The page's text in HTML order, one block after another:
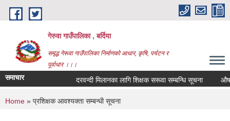
Skip to main content
गेरुवा गाउँपालिका , बर्दिया
समृद्ध गेरूवा गाउँपालिका निर्माणको आधार, कृषि, पर्यटन र
पूर्वाधार ।।।
समाचार दरवन्दी मिलानका लागि शिक्षक सरूवा सम्बन्धि सूचना
You are here
Home » प्रशिक्षक आवश्यक्ता सम्बन्धी सूचना